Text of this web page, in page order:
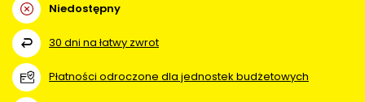
Niedostępny
30 dni na łatwy zwrot
Płatności odroczone dla jednostek budżetowych